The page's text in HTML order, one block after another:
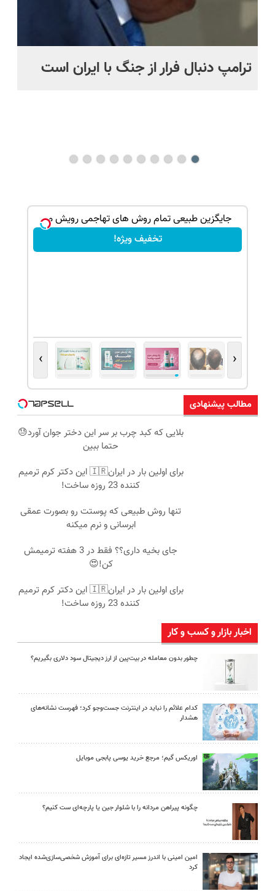
ترامپ دنبال فرار از جنگ با ایران است
جایگزین طبیعی تمام روش های تهاجمی رویش مو
تخفیف ویژه!
‹
›
مطالب پیشنهادی
بلایی که کبد چرب بر سر این دختر جوان آورد😓
حتما ببین
برای اولین بار در ایران🇮🇷 این دکتر کرم ترمیم
کننده 23 روزه ساخت!
تنها روش طبیعی که پوستت رو بصورت عمقی
ابرسانی و نرم میکنه
جای بخیه داری؟؟ فقط در 3 هفته ترمیمش
کن!😍
برای اولین بار در ایران🇮🇷 این دکتر کرم ترمیم
کننده 23 روزه ساخت!
اخبار بازار و کسب و کار
چطور بدون معامله در بیت‌پین از ارز دیجیتال سود دلاری بگیریم؟
کدام علائم را نباید در اینترنت جست‌وجو کرد؛ فهرست نشانه‌های
هشدار
اوریکس گیم؛ مرجع خرید یوسی پابجی موبایل
چگونه پیراهن مردانه را با شلوار جین یا پارچه‌ای ست کنیم؟
امین امینی با اندرز مسیر تازه‌ای برای آموزش شخصی‌سازی‌شده ایجاد
کرد